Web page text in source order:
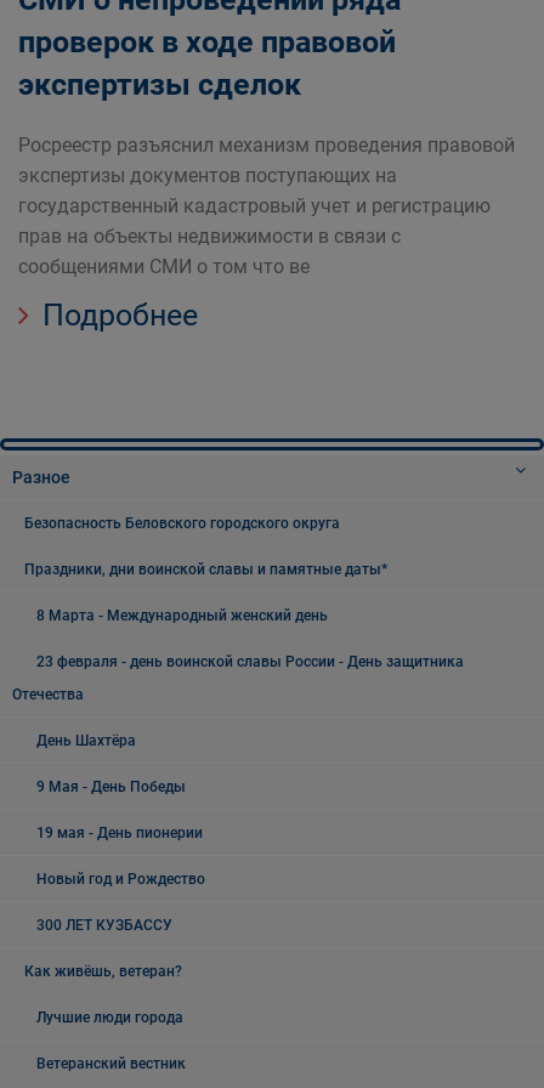
проверок в ходе правовой
экспертизы сделок
Росреестр разъяснил механизм проведения правовой
экспертизы документов поступающих на
государственный кадастровый учет и регистрацию
прав на объекты недвижимости в связи с
сообщениями СМИ о том что ве
Подробнее
Разное
Безопасность Беловского городского округа
Праздники, дни воинской славы и памятные даты*
8 Марта - Международный женский день
23 февраля - день воинской славы России - День защитника
Отечества
День Шахтёра
9 Мая - День Победы
19 мая - День пионерии
Новый год и Рождество
300 ЛЕТ КУЗБАССУ
Как живёшь, ветеран?
Лучшие люди города
Ветеранский вестник